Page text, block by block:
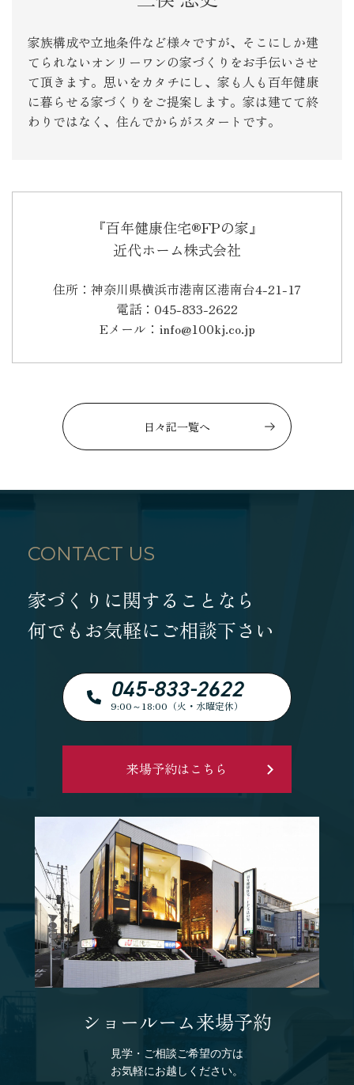
家族構成や立地条件など様々ですが、そこにしか建
てられないオンリーワンの家づくりをお手伝いさせ
て頂きます。思いをカタチにし、家も人も百年健康
に暮らせる家づくりをご提案します。家は建てて終
わりではなく、住んでからがスタートです。
『百年健康住宅®FPの家』
近代ホーム株式会社
住所：神奈川県横浜市港南区港南台4-21-17
電話：045-833-2622
Eメール：info@100kj.co.jp
日々記一覧へ
CONTACT US
家づくりに関することなら
何でもお気軽にご相談下さい
045-833-2622
9:00～18:00（火・水曜定休）
来場予約はこちら
ショールーム来場予約
見学・ご相談ご希望の方は
お気軽にお越しください。